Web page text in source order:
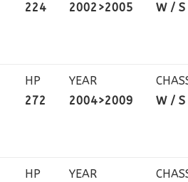
224
2002>2005
W /
HP
272
YEAR
2004>2009
W /
HP
YEAR